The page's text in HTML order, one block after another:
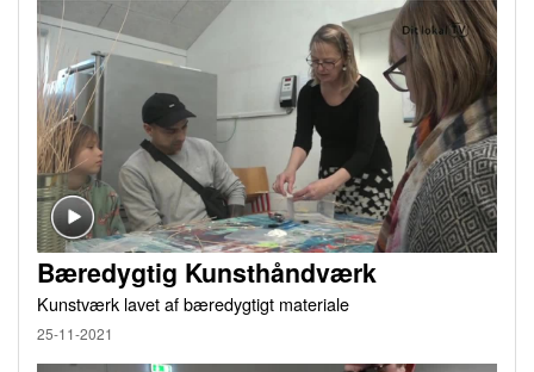
Bæredygtig Kunsthåndværk
Kunstværk lavet af bæredygtigt materiale
25-11-2021